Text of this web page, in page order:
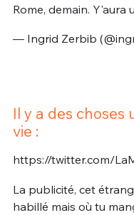
Rome, demain. Y'aura
— Ingrid Zerbib
Il y a des choses
vie :
https://twitter.com/
La publicité, cet
habillé mais où tu